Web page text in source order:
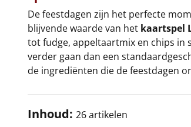
De feestdagen zijn het perfecte
blijvende waarde van het kaartspel
tot fudge, appeltaartmix en chips in
verder gaan dan een
de ingrediënten die de feestdagen
Inhoud: 26 artikelen